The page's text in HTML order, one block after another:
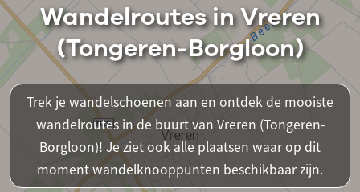
Wandelroutes in Vreren
(Tongeren-Borgloon)
Trek je wandelschoenen aan en ontdek de mooiste
wandelroutes in de buurt van Vreren (Tongeren-
Borgloon)! Je ziet ook alle plaatsen waar op dit
moment wandelknooppunten beschikbaar zijn.